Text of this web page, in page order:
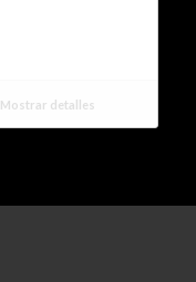
Mostrar detalles